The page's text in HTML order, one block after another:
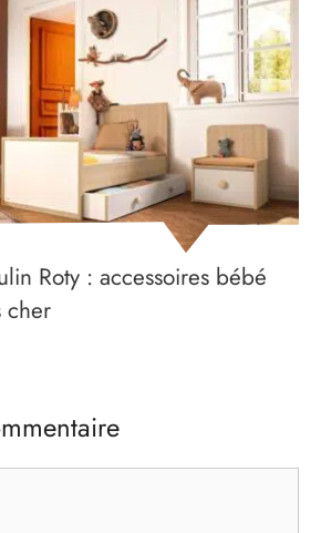
Roty : accessoires bébé
cher